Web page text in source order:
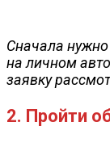
Сначала нужно
на личном
заявку
2. Пройти